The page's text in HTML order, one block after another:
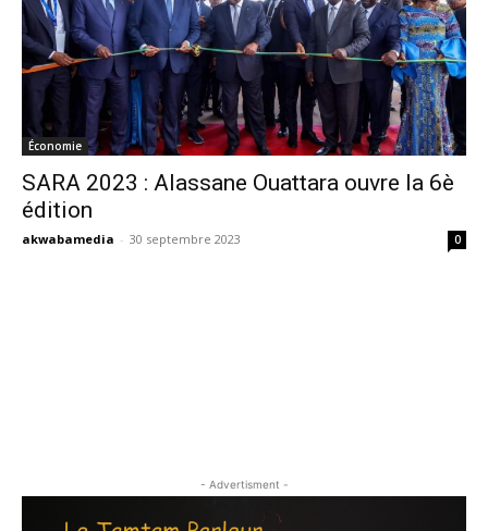
Économie
SARA 2023 : Alassane Ouattara ouvre la 6è
édition
akwabamedia - 30 septembre 2023 0
- Advertisment -